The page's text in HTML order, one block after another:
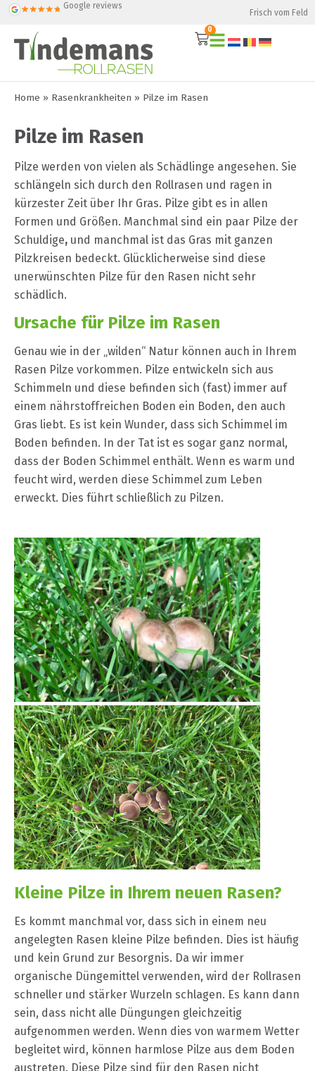
Google reviews
Frisch vom Feld
0
Home » Rasenkrankheiten » Pilze im Rasen
Pilze im Rasen
Pilze werden von vielen als Schädlinge angesehen. Sie
schlängeln sich durch den Rollrasen und ragen in
kürzester Zeit über Ihr Gras. Pilze gibt es in allen
Formen und Größen. Manchmal sind ein paar Pilze der
Schuldige, und manchmal ist das Gras mit ganzen
Pilzkreisen bedeckt. Glücklicherweise sind diese
unerwünschten Pilze für den Rasen nicht sehr
schädlich.
Ursache für Pilze im Rasen
Genau wie in der „wilden“ Natur können auch in Ihrem
Rasen Pilze vorkommen. Pilze entwickeln sich aus
Schimmeln und diese befinden sich (fast) immer auf
einem nährstoffreichen Boden ein Boden, den auch
Gras liebt. Es ist kein Wunder, dass sich Schimmel im
Boden befinden. In der Tat ist es sogar ganz normal,
dass der Boden Schimmel enthält. Wenn es warm und
feucht wird, werden diese Schimmel zum Leben
erweckt. Dies führt schließlich zu Pilzen.
Kleine Pilze in Ihrem neuen Rasen?
Es kommt manchmal vor, dass sich in einem neu
angelegten Rasen kleine Pilze befinden. Dies ist häufig
und kein Grund zur Besorgnis. Da wir immer
organische Düngemittel verwenden, wird der Rollrasen
schneller und stärker Wurzeln schlagen. Es kann dann
sein, dass nicht alle Düngungen gleichzeitig
aufgenommen werden. Wenn dies von warmem Wetter
begleitet wird, können harmlose Pilze aus dem Boden
austreten. Diese Pilze sind für den Rasen nicht